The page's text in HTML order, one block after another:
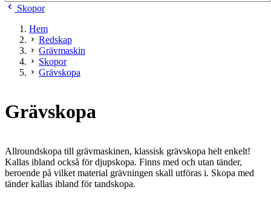
Skopor
Hem
Redskap
Grävmaskin
Skopor
Grävskopa
Grävskopa
Allroundskopa till grävmaskinen, klassisk grävskopa helt enkelt!
Kallas ibland också för djupskopa. Finns med och utan tänder,
beroende på vilket material grävningen skall utföras i. Skopa med
tänder kallas ibland för tandskopa.